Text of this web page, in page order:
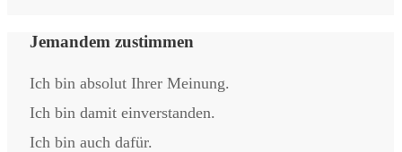
Jemandem zustimmen
Ich bin absolut Ihrer Meinung.
Ich bin damit einverstanden.
Ich bin auch dafür.